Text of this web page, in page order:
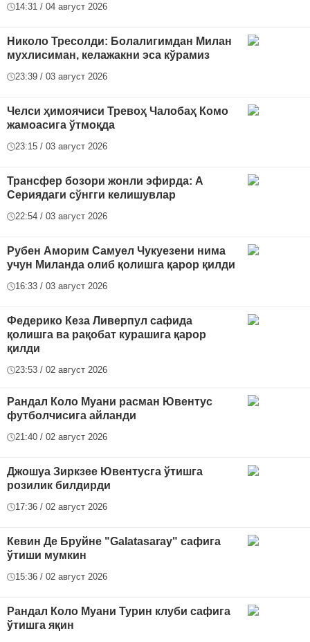
14:31 / 04 август 2026
Николо Тресолди: Болалигимдан Милан
мухлисиман, келажакни эса кўрамиз
23:39 / 03 август 2026
Челси ҳимоячиси Тревоҳ Чалобаҳ Комо
жамоасига ўтмоқда
23:15 / 03 август 2026
Трансфер бозори жонли эфирда: А
Сериядаги сўнгги келишувлар
22:54 / 03 август 2026
Рубен Аморим Самуел Чукуезени нима
учун Миланда олиб қолишга қарор қилди
16:33 / 03 август 2026
Федерико Кеза Ливерпул сафида
қолишга ва рақобат курашига қарор
қилди
23:53 / 02 август 2026
Рандал Коло Муани расман Ювентус
футболчисига айланди
21:40 / 02 август 2026
Джошуа Зиркзее Ювентусга ўтишга
розилик билдирди
17:36 / 02 август 2026
Кевин Де Бруйне "Galatasaray" сафига
ўтиши мумкин
15:36 / 02 август 2026
Рандал Коло Муани Турин клуби сафига
ўтишга яқин